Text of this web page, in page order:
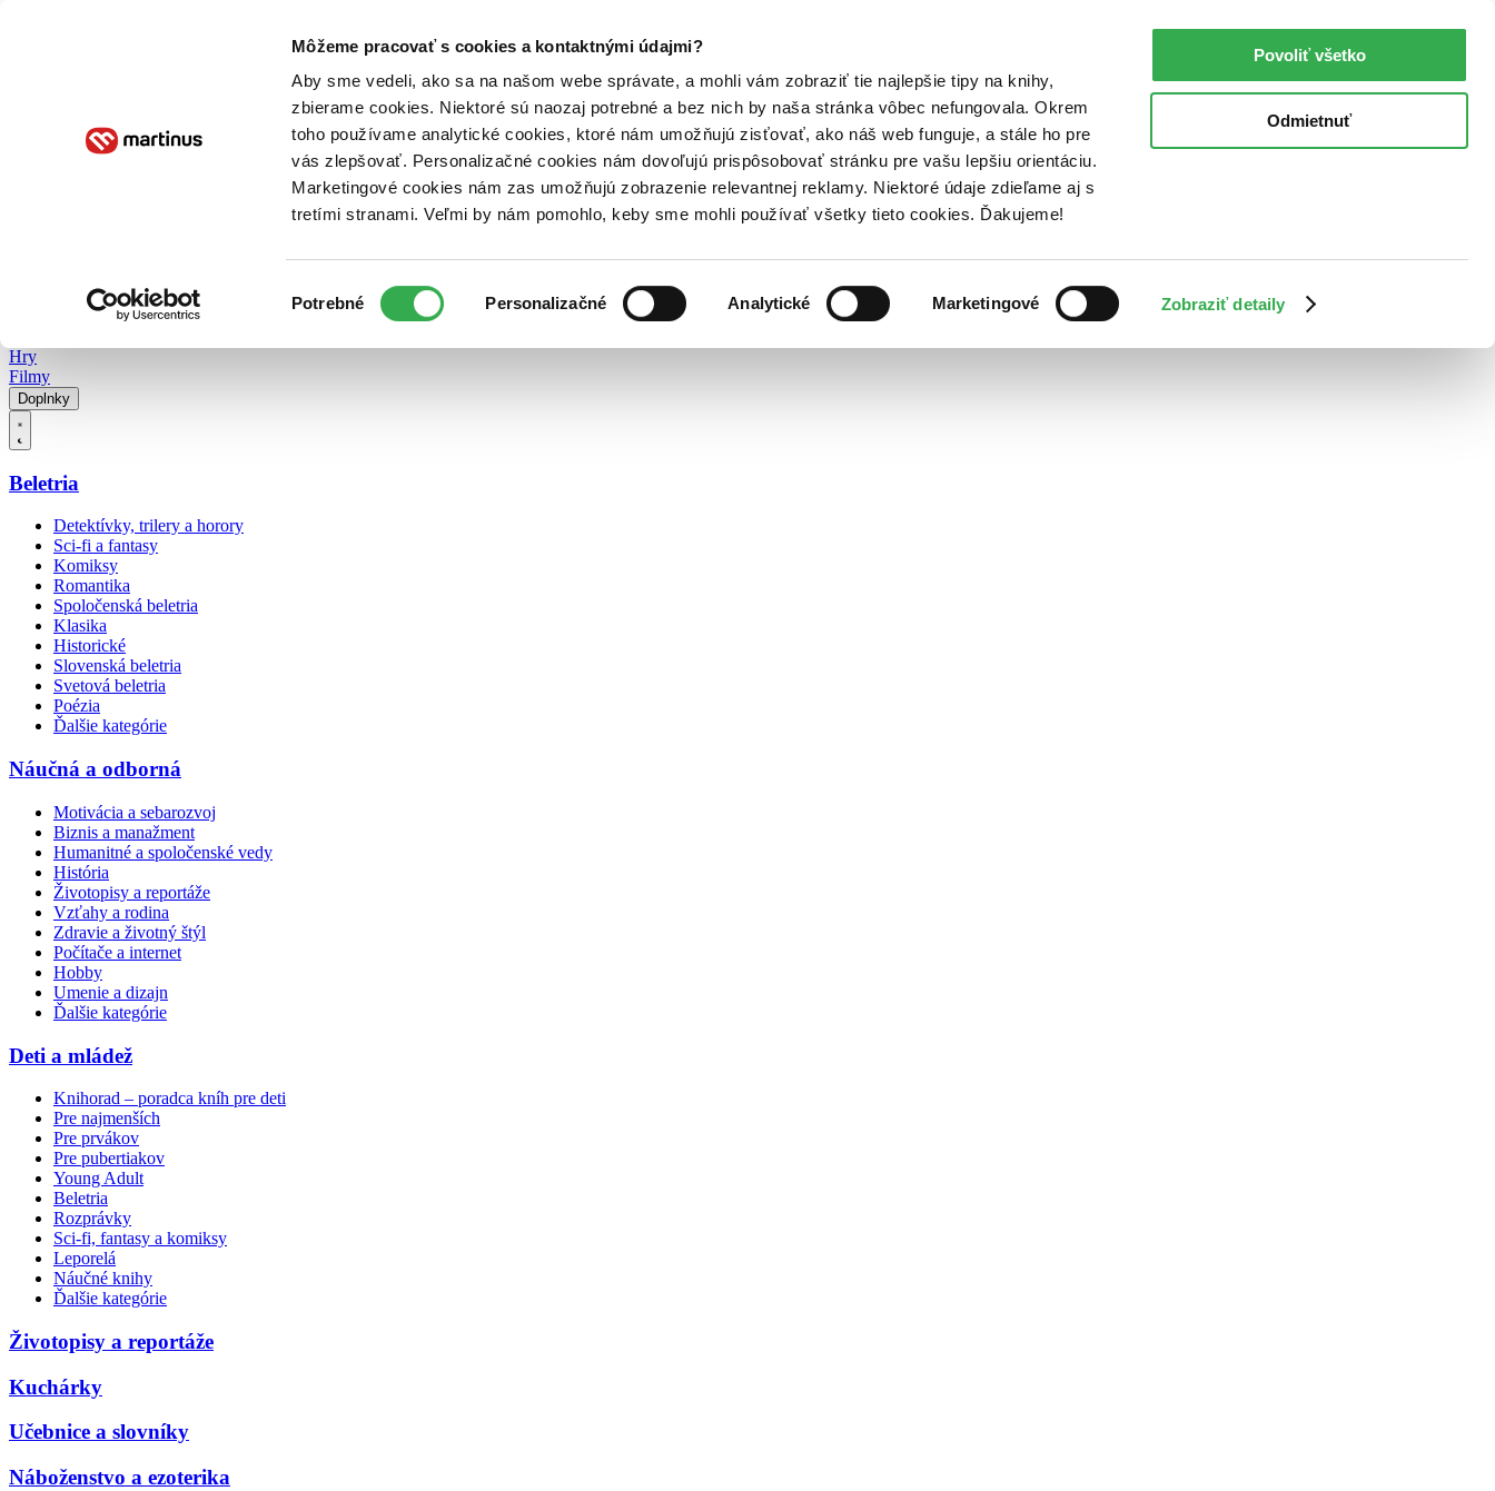
Môžeme pracovať s cookies a kontaktnými údajmi?
Aby sme vedeli, ako sa na našom webe správate, a mohli vám zobraziť tie najlepšie tipy na knihy,
zbierame cookies. Niektoré sú naozaj potrebné a bez nich by naša stránka vôbec nefungovala. Okrem
toho používame analytické cookies, ktoré nám umožňujú zisťovať, ako náš web funguje, a stále ho pre
vás zlepšovať. Personalizačné cookies nám dovoľujú prispôsobovať stránku pre vašu lepšiu orientáciu.
Marketingové cookies nám zas umožňujú zobrazenie relevantnej reklamy. Niektoré údaje zdieľame aj s
tretími stranami. Veľmi by nám pomohlo, keby sme mohli používať všetky tieto cookies. Ďakujeme!
súhlasu
Potrebné Personalizačné Analytické Marketingové Zobraziť detaily
Povoliť všetko
Odmietnuť
Poukážky Kontakt
Hry
Filmy
Doplnky
Beletria
Detektívky, trilery a horory
Sci-fi a fantasy
Komiksy
Romantika
Spoločenská beletria
Klasika
Historické
Slovenská beletria
Svetová beletria
Poézia
Ďalšie kategórie
Náučná a odborná
Motivácia a sebarozvoj
Biznis a manažment
Humanitné a spoločenské vedy
História
Životopisy a reportáže
Vzťahy a rodina
Zdravie a životný štýl
Počítače a internet
Hobby
Umenie a dizajn
Ďalšie kategórie
Deti a mládež
Knihorad – poradca kníh pre deti
Pre najmenších
Pre prvákov
Pre pubertiakov
Young Adult
Beletria
Rozprávky
Sci-fi, fantasy a komiksy
Leporelá
Náučné knihy
Ďalšie kategórie
Životopisy a reportáže
Kuchárky
Učebnice a slovníky
Náboženstvo a ezoterika